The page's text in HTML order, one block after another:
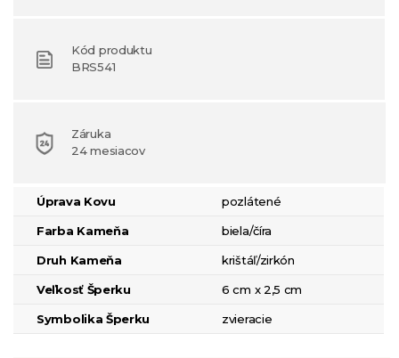
Kód produktu
BRS541
Záruka
24 mesiacov
Úprava Kovu pozlátené
Farba Kameňa biela/číra
Druh Kameňa krištáľ/zirkón
Veľkosť Šperku 6 cm x 2,5 cm
Symbolika Šperku zvieracie